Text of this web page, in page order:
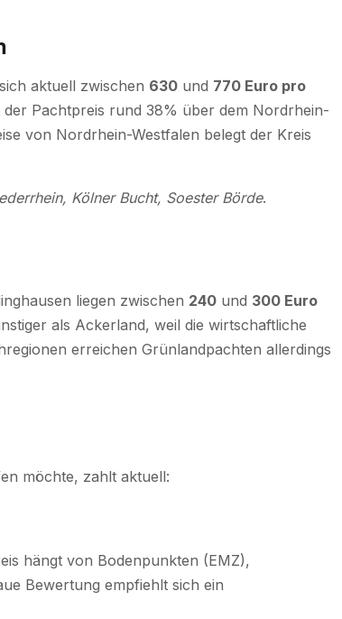
aktuell zwischen 630 und 770 Euro pro
Pachtpreis rund 38% über dem Nordrhein-
von Nordrhein-Westfalen belegt der Kreis
Kölner Bucht, Soester Börde.
liegen zwischen 240 und 300 Euro
als Ackerland, weil die wirtschaftliche
erreichen Grünlandpachten allerdings
möchte, zahlt aktuell:
hängt von Bodenpunkten (EMZ),
Bewertung empfiehlt sich ein